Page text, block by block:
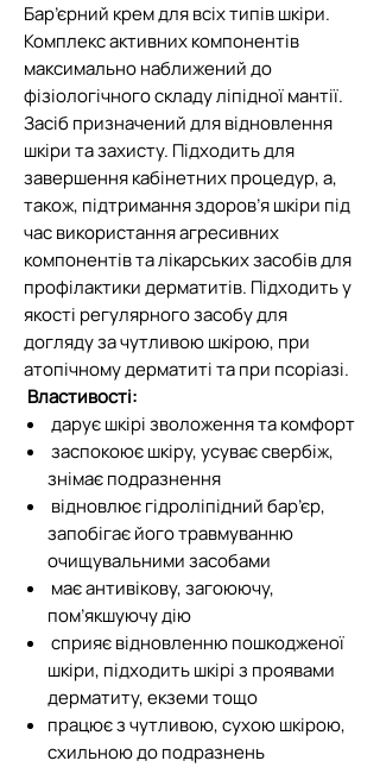
Бар’єрний крем для всіх типів шкіри.
Комплекс активних компонентів
максимально наближений до
фізіологічного складу ліпідної мантії.
Засіб призначений для відновлення
шкіри та захисту. Підходить для
завершення кабінетних процедур, а,
також, підтримання здоров’я шкіри під
час використання агресивних
компонентів та лікарських засобів для
профілактики дерматитів. Підходить у
якості регулярного засобу для
догляду за чутливою шкірою, при
атопічному дерматиті та при псоріазі.
Властивості:
дарує шкірі зволоження та комфорт
заспокоює шкіру, усуває свербіж,
знімає подразнення
відновлює гідроліпідний бар’єр,
запобігає його травмуванню
очищувальними засобами
має антивікову, загоюючу,
пом’якшуючу дію
сприяє відновленню пошкодженої
шкіри, підходить шкірі з проявами
дерматиту, екземи тощо
працює з чутливою, сухою шкірою,
схильною до подразнень